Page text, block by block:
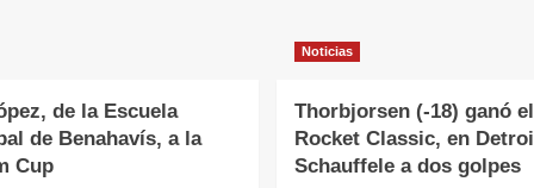
de la Escuela
de Benahavís, a la
Cup
Noticias
Thorbjorsen (-18) ganó el
Rocket Classic, en
Schauffele a dos golpes